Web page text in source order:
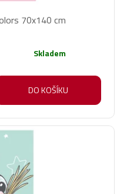
70x140 cm
Skladem
DO KOŠÍKU